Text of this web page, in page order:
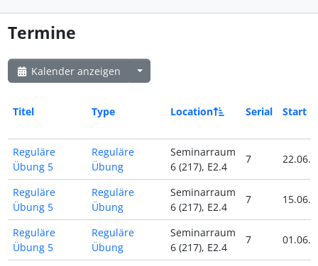
Termine
Kalender anzeigen
Titel Type Location Serial Start
Reguläre
Übung 5
Reguläre
Übung
Seminarraum
6 (217), E2.4
7
Reguläre
Übung 5
Reguläre
Übung
Seminarraum
6 (217), E2.4
7
Reguläre
Übung 5
Reguläre
Übung
Seminarraum
6 (217), E2.4
7